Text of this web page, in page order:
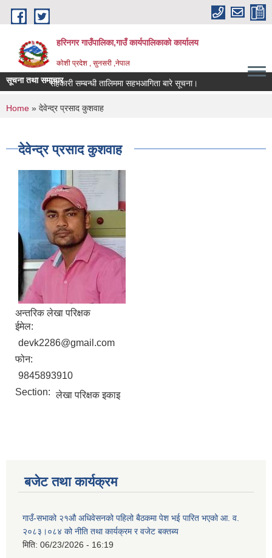
Skip to main content
हरिनगर गाउँपालिका,गाउँ कार्यपालिकाको कार्यालय
कोशी प्रदेश , सुनसरी ,नेपाल
सूचना तथा समाचारसहकारी सम्बन्धी तालिममा सहभआगिता बारे सूचना।।
You are here
Home » देवेन्द्र प्रसाद कुशवाह
देवेन्द्र प्रसाद कुशवाह
अन्तरिक लेखा परिक्षक
ईमेल:
devk2286@gmail.com
फोन:
9845893910
Section: लेखा परिक्षक इकाइ
बजेट तथा कार्यक्रम
गाउँ-सभाको २१औ अधिवेसनको पहिलो बैठकमा पेश भई पारित भएको आ. व.
२०८३।०८४ को नीति तथा कार्यक्रम र वजेट बक्तब्य
मिति: 06/23/2026 - 16:19